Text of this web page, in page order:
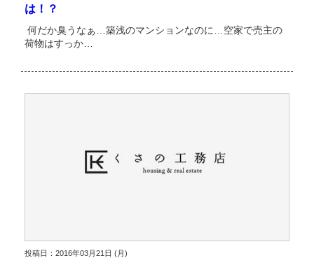
は！？
何だか臭うなぁ…築浅のマンションなのに…空家で売主の
荷物はすっか…
投稿日：2016年03月21日 (月)